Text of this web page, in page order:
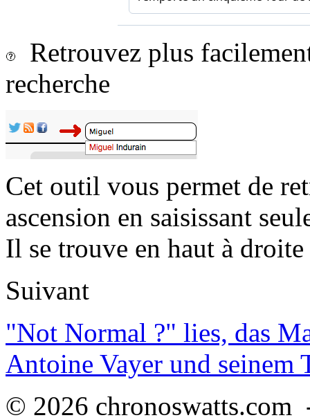
Retrouvez plus
recherche
Cet outil vous permet de
ascension en saisissant
Il se trouve en haut à
Suivant
"Not Normal ?" lies, das
Antoine Vayer und seinem
© 2026